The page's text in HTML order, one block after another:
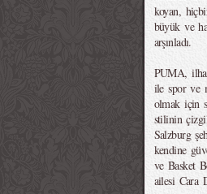
koyan,
büyük ve
arşınladı.
PUMA,
ile spor ve
olmak için
stilinin
Salzburg
kendine
ve Basket
ailesi Cara